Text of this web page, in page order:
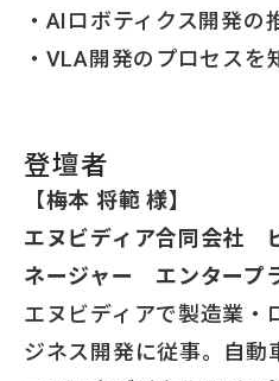
・AIロボティクス開発の
・VLA開発のプロセスを
登壇者
【梅本 将範 様】
エヌビディア合同会社
ネージャー エンタープ
エヌビディアで製造業・
ジネス開発に従事。自動